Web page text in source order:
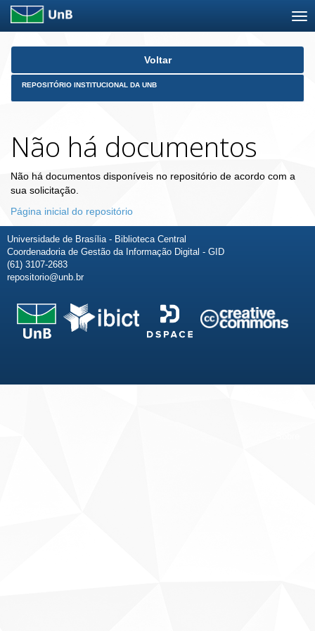
Skip
Voltar
REPOSITÓRIO INSTITUCIONAL DA UNB
Não há documentos
Não há documentos disponíveis no repositório de acordo com a
sua solicitação.
Página inicial do repositório
Universidade de Brasília - Biblioteca Central
Coordenadoria de Gestão da Informação Digital - GID
(61) 3107-2683
repositorio@unb.br